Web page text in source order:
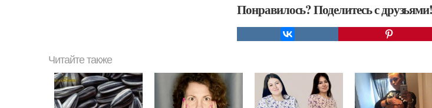
Понравилось? Поделитесь с друзьями!
Читайте также